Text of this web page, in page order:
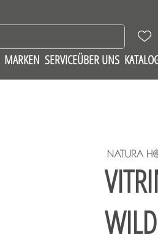
MARKEN SERVICEÜBER UNS